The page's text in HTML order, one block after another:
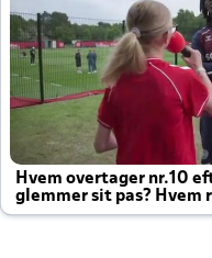
Hvem overtager nr.10
glemmer sit pas? Hvem
altid til efter kampe?